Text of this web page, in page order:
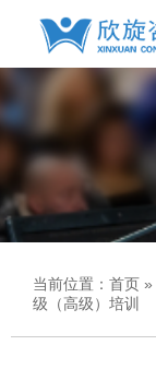
当前位置： 首页 »
级（高级）培训